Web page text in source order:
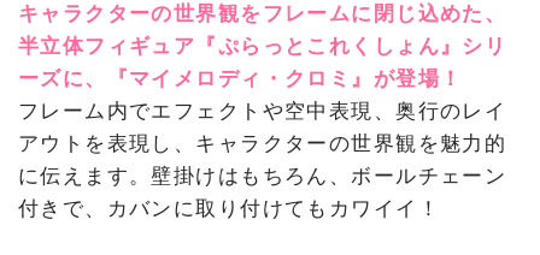
キャラクターの世界観をフレームに閉じ込めた、
半立体フィギュア『ぷらっとこれくしょん』シリ
ーズに、『マイメロディ・クロミ』が登場！
フレーム内でエフェクトや空中表現、奥行のレイ
アウトを表現し、キャラクターの世界観を魅力的
に伝えます。壁掛けはもちろん、ボールチェーン
付きで、カバンに取り付けてもカワイイ！